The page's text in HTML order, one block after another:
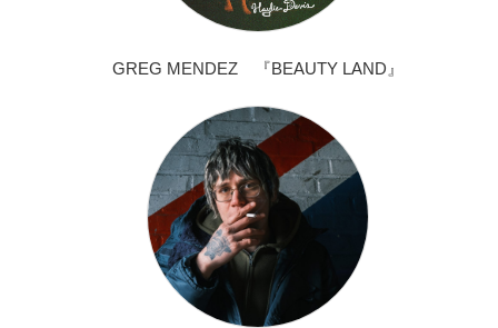
GREG MENDEZ 『BEAUTY LAND』